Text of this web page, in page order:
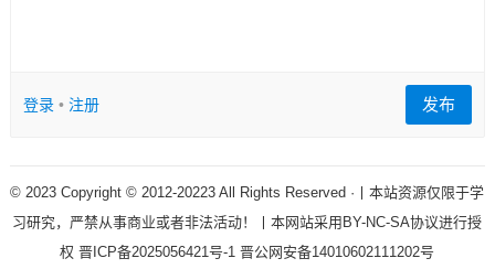
登录• 注册 发布
© 2023 Copyright © 2012-20223 All Rights Reserved ·丨本站资源仅限于学
习研究，严禁从事商业或者非法活动！丨本网站采用BY-NC-SA协议进行授
权晋ICP备2025056421号-1晋公网安备14010602111202号